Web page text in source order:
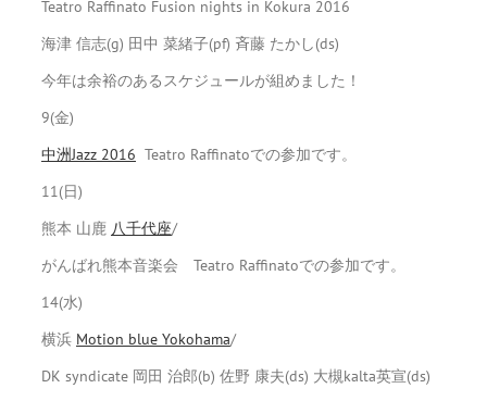
Teatro Raffinato Fusion nights in Kokura 2016
海津 信志(g) 田中 菜緒子(pf) 斉藤 たかし(ds)
今年は余裕のあるスケジュールが組めました！
9(金)
中洲Jazz 2016 Teatro Raffinatoでの参加です。
11(日)
熊本 山鹿 八千代座/
がんばれ熊本音楽会 Teatro Raffinatoでの参加です。
14(水)
横浜 Motion blue Yokohama/
DK syndicate 岡田 治郎(b) 佐野 康夫(ds) 大槻kalta英宣(ds)